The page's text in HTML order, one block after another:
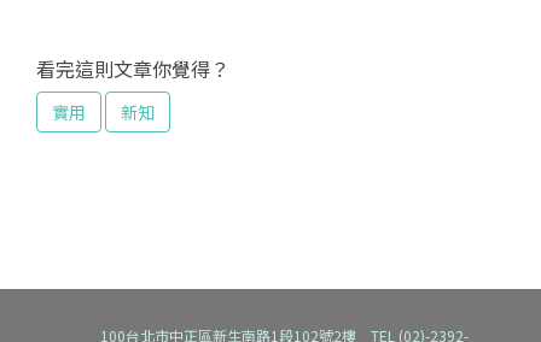
看完這則文章你覺得？
實用 新知
100台北市中正區新生南路1段102號2樓 TEL (02)-2392-